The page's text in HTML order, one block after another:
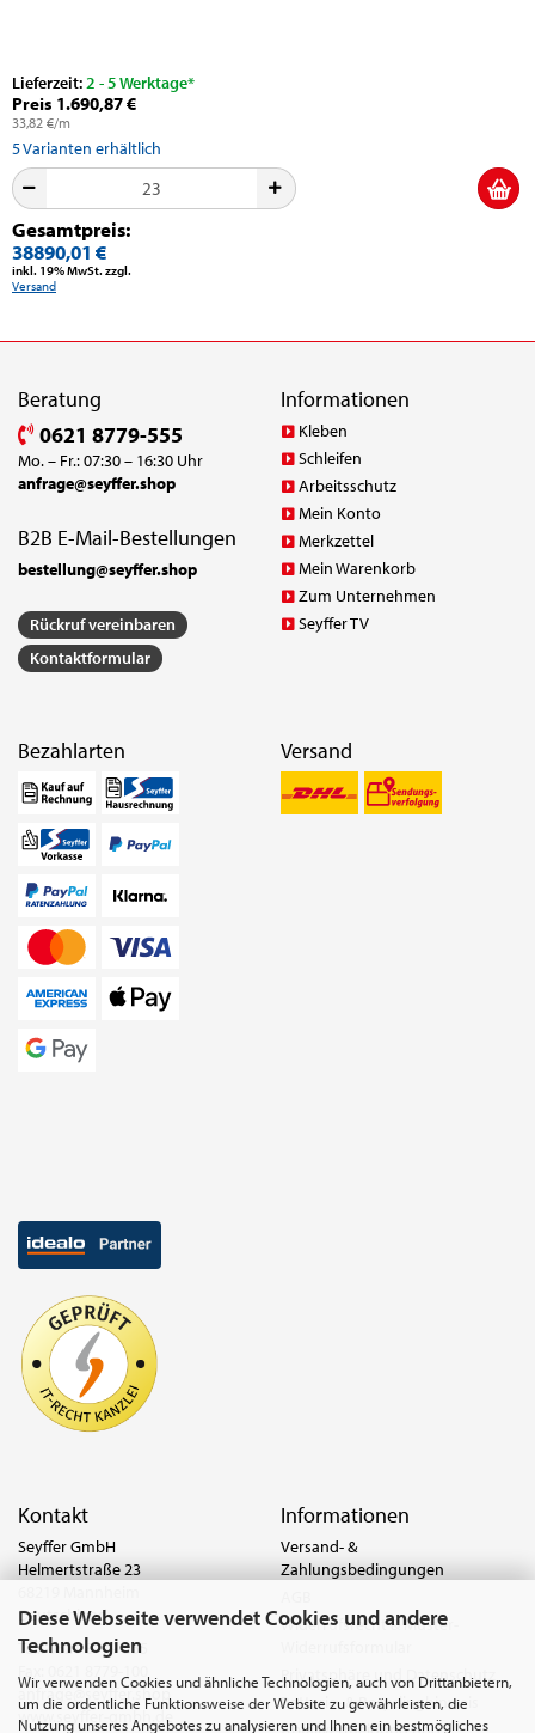
Diese Webseite verwendet Cookies und andere
Technologien
Wir verwenden Cookies und ähnliche Technologien, auch von Drittanbietern,
um die ordentliche Funktionsweise der Website zu gewährleisten, die
Nutzung unseres Angebotes zu analysieren und Ihnen ein bestmögliches
Lieferzeit: 2 - 5 Werktage*
Preis 1.690,87 €
33,82 €/m
5Varianten erhältlich
Gesamtpreis:
38890,01 €
inkl. 19% MwSt. zzgl.
Versand
Beratung
0621 8779-555
Mo. – Fr.: 07:30 – 16:30 Uhr
anfrage@seyffer.shop
B2B E-Mail-Bestellungen
bestellung@seyffer.shop
Rückruf vereinbaren
Kontaktformular
Informationen
Kleben
Schleifen
Arbeitsschutz
Mein Konto
Merkzettel
Mein Warenkorb
Zum Unternehmen
Seyffer TV
Bezahlarten Versand
Kontakt
Seyffer GmbH
Helmertstraße 23
Deutschland
Tel.:0621 8779-555
anfrage@seyffer.shop
www.seyffer-gmbh.de
Informationen
Versand- &
Zahlungsbedingungen
Widerrufsrecht & Muster-
Privatsphäre und Datenschutz
Batterie- & Recyclinghinweis